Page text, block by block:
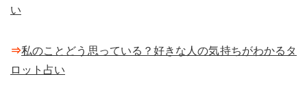
い
⇒私のことどう思っている？好きな人の気持ちがわかるタ
ロット占い